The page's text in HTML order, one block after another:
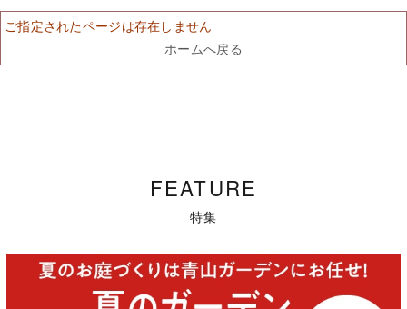
ご指定されたページは存在しません
ホームへ戻る
FEATURE
特集